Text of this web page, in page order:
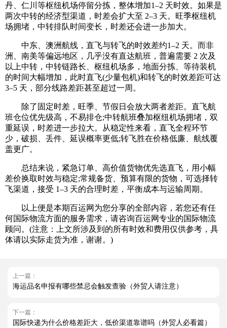
丹、仁川等枢纽机场停留分拣，整体增加1–2 天时效。如果是
两次中转的经济型渠道，时差会扩大至 2–3 天。旺季枢纽机
场拥堵，中转排队时间变长，时差还会进一步加大。
中东、澳洲航线，直飞与转飞的时效差约1–2 天。而非
洲、南美等偏远地区，几乎没有直达航班，普遍需要 2 次及
以上中转，中转链路长、枢纽机场多，地面分拣、等待装机
的时间大幅增加，此时直飞(少量包机)和转飞的时效差距可达
3–5 天，部分线路差距甚至超过一周。
除了固定时差，旺季、节假日会放大两者差距。直飞航
班仓位优先级高，不易排仓;中转航班叠加枢纽机场拥堵，双
重延误，时差进一步拉大。从稳定性来看，直飞全程环节
少，破损、丢件、延误概率更低;转飞胜在价格低廉、航线覆
盖更广。
总结来说，紧急订单、高价值货物优先选直飞，用小幅
差价换取时效与稳定;常规备货、预算有限的货物，可选择转
飞渠道，接受 1–3 天的合理时差，平衡成本与运输周期。
以上便是本期百运网为您分享的全部内容，若您还有任
何国际物流方面的服务需求，请咨询百运网专业的国际物流
顾问。(注意：上文所涉及到的所有时效和费用仅供参考，具
体请以实际走货为准，谢谢。)
上一篇：
海运品名申报有哪些禁忌会触发查验（外贸人请注意）
下一篇：
国际快递为什么价格差距大，低价渠道靠谱吗（外贸人必看篇）